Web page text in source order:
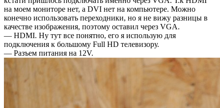
на моем мониторе нет, а DVI нет на компьютере. Можно
конечно использовать переходники, но я не вижу разницы в
качестве изображения, поэтому оставил через VGA.
— HDMI. Ну тут все понятно, его я использую для
подключения к большому Full HD телевизору.
— Разъем питания на 12V.